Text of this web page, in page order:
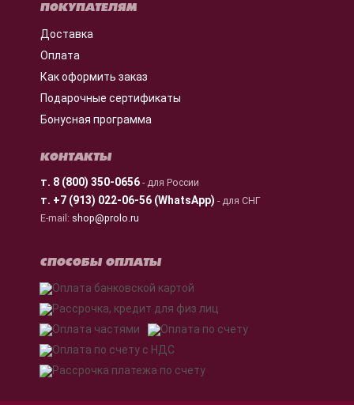
ПОКУПАТЕЛЯМ
Доставка
Оплата
Как оформить заказ
Подарочные сертификаты
Бонусная программа
КОНТАКТЫ
т. 8 (800) 350-0656- для России
т. +7 (913) 022-06-56 (WhatsApp) - для СНГ
E-mail: shop@prolo.ru
СПОСОБЫ ОПЛАТЫ